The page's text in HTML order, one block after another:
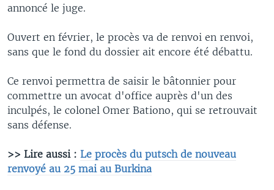
annoncé le juge.
Ouvert en février, le procès va de renvoi en renvoi,
sans que le fond du dossier ait encore été débattu.
Ce renvoi permettra de saisir le bâtonnier pour
commettre un avocat d'office auprès d'un des
inculpés, le colonel Omer Bationo, qui se retrouvait
sans défense.
>> Lire aussi : Le procès du putsch de nouveau
renvoyé au 25 mai au Burkina